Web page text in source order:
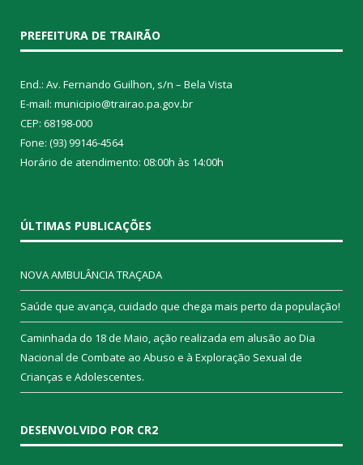
PREFEITURA DE TRAIRÃO
End.: Av. Fernando Guilhon, s/n – Bela Vista
E-mail: municipio@trairao.pa.gov.br
CEP: 68198-000
Fone: (93) 99146-4564
Horário de atendimento: 08:00h às 14:00h
ÚLTIMAS PUBLICAÇÕES
NOVA AMBULÂNCIA TRAÇADA
Saúde que avança, cuidado que chega mais perto da população!
Caminhada do 18 de Maio, ação realizada em alusão ao Dia
Nacional de Combate ao Abuso e à Exploração Sexual de
Crianças e Adolescentes.
DESENVOLVIDO POR CR2